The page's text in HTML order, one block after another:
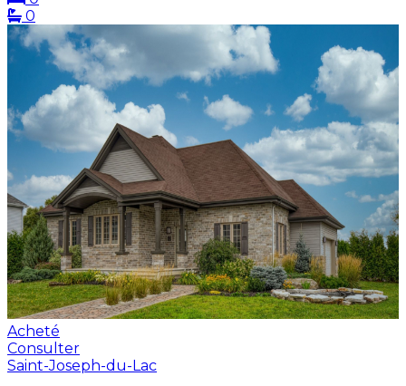
0
Acheté
Consulter
Saint-Joseph-du-Lac